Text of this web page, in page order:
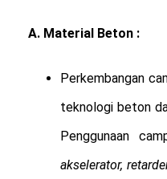
A. Material Beton :
Perkembangan
teknologi beton
Penggunaan
akselerator,